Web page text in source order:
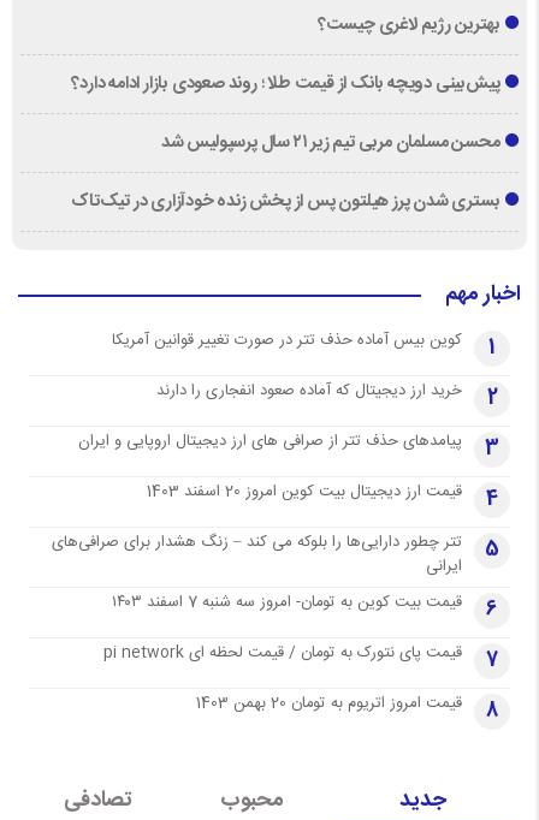
بهترین رژیم لاغری چیست؟
پیش‌بینی دویچه‌ بانک از قیمت طلا ؛ روند صعودی بازار ادامه دارد؟
محسن مسلمان مربی تیم زیر ۲۱ سال پرسپولیس شد
بستری شدن پرز هیلتون پس از پخش زنده خودآزاری در تیک‌تاک
اخبار مهم
1 کوین بیس آماده حذف تتر در صورت تغییر قوانین آمریکا
2 خرید ارز دیجیتال که آماده صعود انفجاری را دارند
3 پیامدهای حذف تتر از صرافی های ارز دیجیتال اروپایی و ایران
4 قیمت ارز دیجیتال بیت کوین امروز 20 اسفند 1403
5
تتر چطور دارایی‌ها را بلوکه می کند – زنگ هشدار برای صرافی‌های
ایرانی
6 قیمت بیت کوین به تومان- امروز سه شنبه 7 اسفند ۱۴۰۳
7 قیمت پای نتورک به تومان / قیمت لحظه ای pi network
8 قیمت امروز اتریوم به تومان 20 بهمن 1403
جدید محبوب تصادفی